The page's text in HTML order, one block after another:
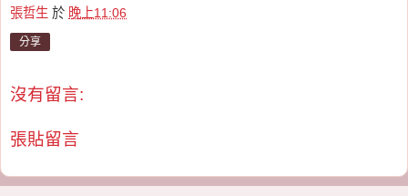
張哲生 於 晚上11:06
分享
沒有留言:
張貼留言